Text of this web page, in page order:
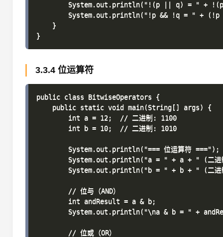
System.out.println("!(p || q) = " +
System.out.println("!p && !q = " + (!p
    }
3.3.4 位运算符
public class BitwiseOperators {
    public static void main(String[] args) {
        int a = 12;  // 二进制: 1100
        int b = 10;  // 二进制: 1010
        System.out.println("=== 位运算符 ===");
System.out.println("a = " + a + " (二
System.out.println("b = " + b + " (二
        // 位与（AND）
        int andResult = a & b;
System.out.println("\na & b = " +
        // 位或（OR）